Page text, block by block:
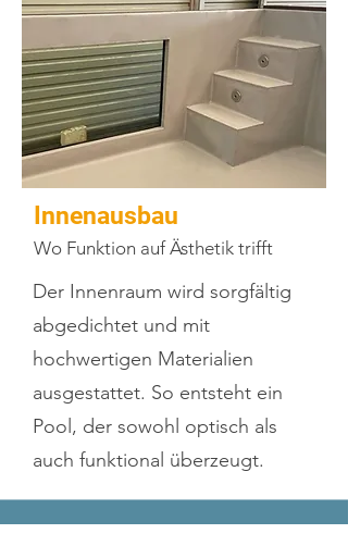
Innenausbau
Wo Funktion auf Ästhetik trifft
Der Innenraum wird sorgfältig
abgedichtet und mit
hochwertigen Materialien
ausgestattet. So entsteht ein
Pool, der sowohl optisch als
auch funktional überzeugt.